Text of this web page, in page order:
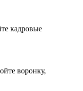
кадровые
воронку,